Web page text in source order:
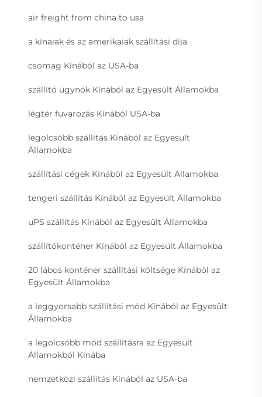
air freight from china to usa
a kínaiak és az amerikaiak szállítási díja
csomag Kínából az USA-ba
szállító ügynök Kínából az Egyesült Államokba
légtér fuvarozás Kínából USA-ba
legolcsóbb szállítás Kínából az Egyesült
Államokba
szállítási cégek Kínából az Egyesült Államokba
tengeri szállítás Kínából az Egyesült Államokba
uPS szállítás Kínából az Egyesült Államokba
szállítókonténer Kínából az Egyesült Államokba
20 lábos konténer szállítási költsége Kínából az
Egyesült Államokba
a leggyorsabb szállítási mód Kínából az Egyesült
Államokba
a legolcsóbb mód szállításra az Egyesült
Államokból Kínába
nemzetközi szállítás Kínából az USA-ba